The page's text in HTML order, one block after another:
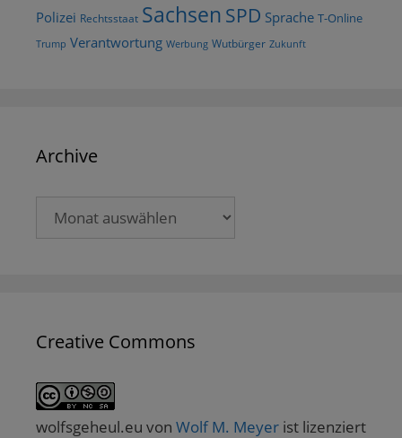
Polizei Rechtsstaat Sachsen SPD Sprache T-Online
Trump Verantwortung Werbung Wutbürger Zukunft
Archive
Creative Commons
wolfsgeheul.eu von Wolf M. Meyer ist lizenziert